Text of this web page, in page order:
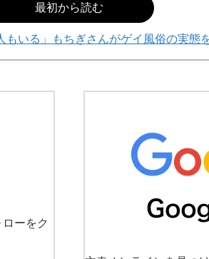
最初から読む
もいる」もちぎさんがゲイ風俗の実態
ーをク